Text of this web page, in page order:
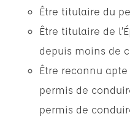
Être titulaire du
Être titulaire de
depuis moins de
Être reconnu
permis de
permis de